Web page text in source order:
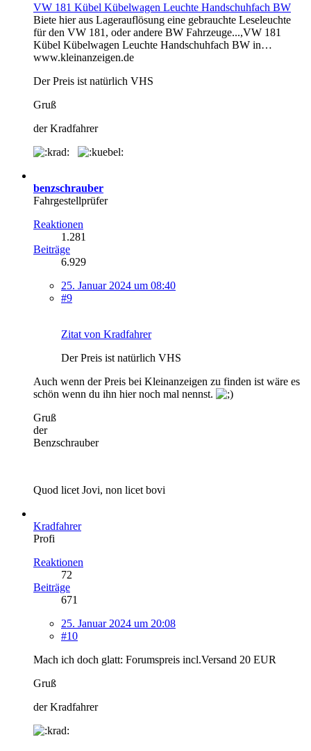
VW 181 Kübel Kübelwagen Leuchte Handschuhfach BW
Biete hier aus Lagerauflösung eine gebrauchte Leseleuchte
für den VW 181, oder andere BW Fahrzeuge...,VW 181
Kübel Kübelwagen Leuchte Handschuhfach BW in…
www.kleinanzeigen.de
Der Preis ist natürlich VHS
Gruß
der Kradfahrer
benzschrauber
Fahrgestellprüfer
Reaktionen
1.281
Beiträge
6.929
25. Januar 2024 um 08:40
#9
Zitat von Kradfahrer
Der Preis ist natürlich VHS
Auch wenn der Preis bei Kleinanzeigen zu finden ist wäre es
schön wenn du ihn hier noch mal nennst.
Gruß
der
Benzschrauber
Quod licet Jovi, non licet bovi
Kradfahrer
Profi
Reaktionen
72
Beiträge
671
25. Januar 2024 um 20:08
#10
Mach ich doch glatt: Forumspreis incl.Versand 20 EUR
Gruß
der Kradfahrer